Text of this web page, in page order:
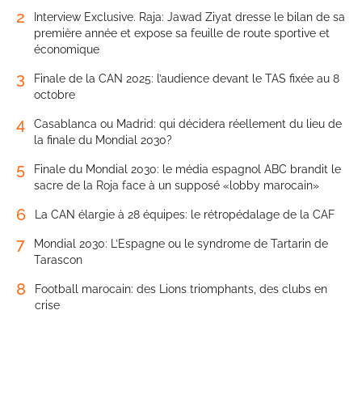
2
Interview Exclusive. Raja: Jawad Ziyat dresse le bilan de sa
première année et expose sa feuille de route sportive et
économique
3
Finale de la CAN 2025: l’audience devant le TAS fixée au 8
octobre
4
Casablanca ou Madrid: qui décidera réellement du lieu de
la finale du Mondial 2030?
5
Finale du Mondial 2030: le média espagnol ABC brandit le
sacre de la Roja face à un supposé «lobby marocain»
6 La CAN élargie à 28 équipes: le rétropédalage de la CAF
7
Mondial 2030: L’Espagne ou le syndrome de Tartarin de
Tarascon
8
Football marocain: des Lions triomphants, des clubs en
crise